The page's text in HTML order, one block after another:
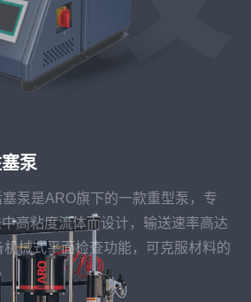
泵
泵是ARO旗下的一款重型泵，专
高粘度流体而设计，输送速率高达
械式平面检查功能，可克服材料的